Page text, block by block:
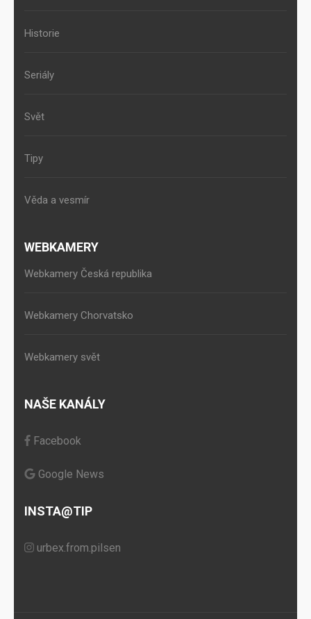
Historie
Seriály
Svět
Tipy
Věda a vesmír
WEBKAMERY
Webkamery Česká republika
Webkamery Chorvatsko
Webkamery svět
NAŠE KANÁLY
Facebook
Google News
INSTA@TIP
urbex.from.pilsen